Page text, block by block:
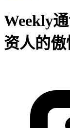
Weekly
资人的